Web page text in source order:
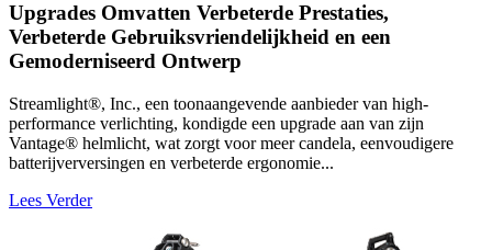
Upgrades Omvatten Verbeterde Prestaties,
Verbeterde Gebruiksvriendelijkheid en een
Gemoderniseerd Ontwerp
Streamlight®, Inc., een toonaangevende aanbieder van high-
performance verlichting, kondigde een upgrade aan van zijn
Vantage® helmlicht, wat zorgt voor meer candela, eenvoudigere
batterijverversingen en verbeterde ergonomie...
Lees Verder